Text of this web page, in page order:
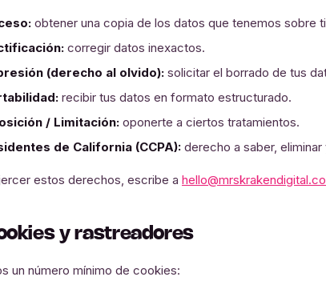
obtener una copia de los datos que tenemos sobre
corregir datos inexactos.
(derecho al olvido): solicitar el borrado de tus
recibir tus datos en formato estructurado.
/ Limitación: oponerte a ciertos tratamientos.
de California (CCPA): derecho a saber,
estos derechos, escribe a
y rastreadores
un número mínimo de cookies: